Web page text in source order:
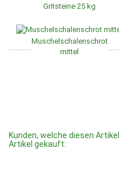
Gritsteine 25 kg
Muschelschalenschrot
mittel
Kunden, welche diesen
Artikel gekauft: